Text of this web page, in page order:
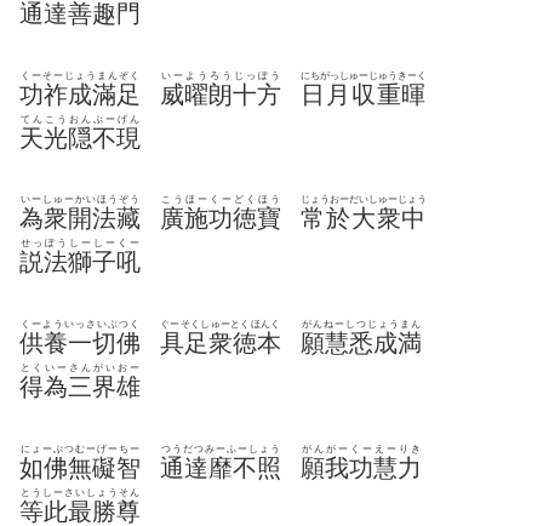
通達善趣門
功祚成滿足
くーそーじょうまんぞく
威曜朗十方
いーようろうじっぽう
日月収重暉
にちがっしゅーじゅうきーく
天光隠不現
てんこうおんぶーげん
為衆開法藏
いーしゅーかいほうぞう
廣施功徳寶
こうほーくーどくほう
常於大衆中
じょうおーだいしゅーじょう
説法獅子吼
せっぽうしーしーくー
供養一切佛
くーよういっさいぶつく
具足衆徳本
ぐーそくしゅーとくほんく
願慧悉成満
がんねーしつじょうまん
得為三界雄
とくいーさんがいおー
如佛無礙智
にょーぶつむーげーちー
通達靡不照
つうだつみーふーしょう
願我功慧力
がんがーくーえーりき
等此最勝尊
とうしーさいしょうそん